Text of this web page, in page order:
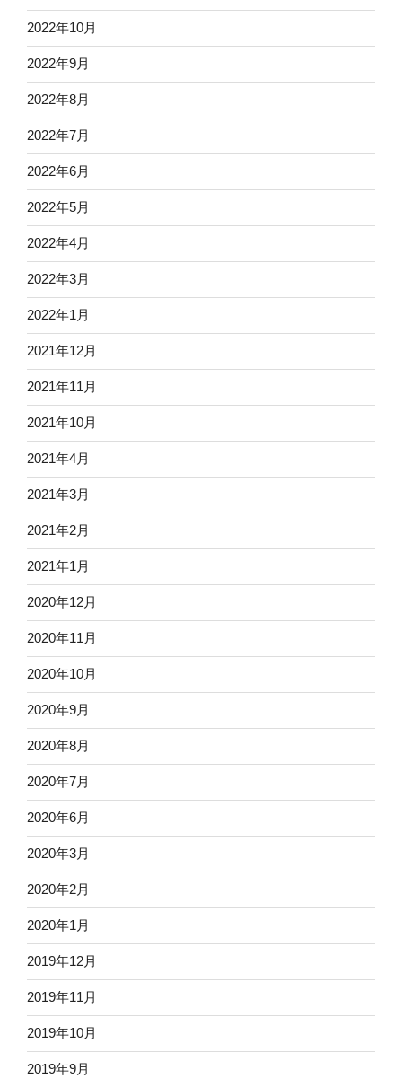
2022年10月
2022年9月
2022年8月
2022年7月
2022年6月
2022年5月
2022年4月
2022年3月
2022年1月
2021年12月
2021年11月
2021年10月
2021年4月
2021年3月
2021年2月
2021年1月
2020年12月
2020年11月
2020年10月
2020年9月
2020年8月
2020年7月
2020年6月
2020年3月
2020年2月
2020年1月
2019年12月
2019年11月
2019年10月
2019年9月